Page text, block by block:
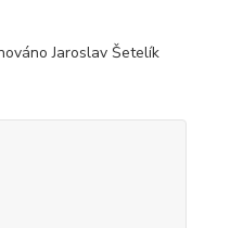
Jaroslav Šetelík